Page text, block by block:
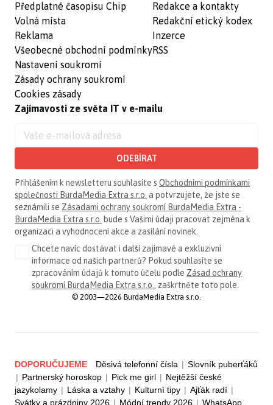
Předplatné časopisu Chip
Volná místa
Reklama
Všeobecné obchodní podmínky
Nastavení soukromí
Zásady ochrany soukromí
Cookies zásady
Redakce a kontakty
Redakční etický kodex
Inzerce
RSS
Zajímavosti ze světa IT v e-mailu
ODEBÍRAT
Přihlášením k newsletteru souhlasíte s Obchodními podmínkami
společnosti BurdaMedia Extra s.r.o. a potvrzujete, že jste se
seznámili se Zásadami ochrany soukromí BurdaMedia Extra -
BurdaMedia Extra s.r.o. bude s Vašimi údaji pracovat zejména k
organizaci a vyhodnocení akce a zasílání novinek.
Chcete navíc dostávat i další zajímavé a exkluzivní
informace od našich partnerů? Pokud souhlasíte se
zpracováním údajů k tomuto účelu podle Zásad ochrany
soukromí BurdaMedia Extra s.r.o. , zaškrtněte toto pole.
© 2003—2026 BurdaMedia Extra s.r.o.
DOPORUČUJEME Děsivá telefonní čísla | Slovník puberťáků
| Partnerský horoskop | Pick me girl | Nejtěžší české
jazykolamy | Láska a vztahy | Kulturní tipy | Ajťák radí |
Svátky a prázdniny 2026 | Módní trendy 2026 | WhatsApp